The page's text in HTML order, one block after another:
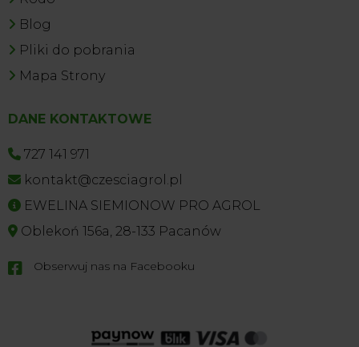
Blog
Pliki do pobrania
Mapa Strony
DANE KONTAKTOWE
727 141 971
kontakt@czesciagrol.pl
EWELINA SIEMIONOW PRO AGROL
Oblekoń 156a, 28-133 Pacanów
 Obserwuj nas na Facebooku